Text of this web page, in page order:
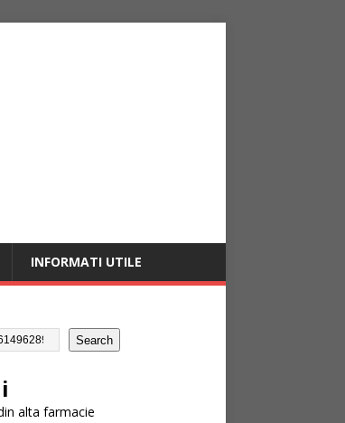
INFORMATI UTILE
Search
alta farmacie